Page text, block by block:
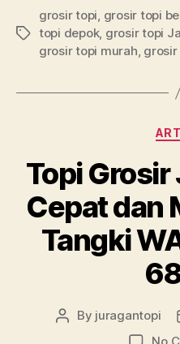
Tags
grosir topi, grosir topi
topi depok, grosir topi
grosir topi murah, grosir
Topi Grosir
Cepat dan
Tangki
Post
By juragantopi